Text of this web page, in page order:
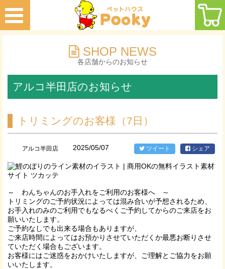
SHOP NEWS
各店舗からのお知らせ
アルコ半田店のお知らせ
トリミングのお客様（7日）
アルコ半田店 2025/05/07 ツイート シェア
～ わんちゃんのお手入れをご利用のお客様へ ～
トリミングのご予約状況によっては混み合いが予想されるため、
お手入れのみのご利用でもなるべくご予約してからのご来店をお
願いいたします。
ご予約なしでも出来る場合もありますが、
ご来店時間によってはお預かりさせていただくか最悪お断りさせ
ていただく場合もございます。
お客様にはご迷惑をおかけいたしますが、ご理解とご協力をお願
いいたします。